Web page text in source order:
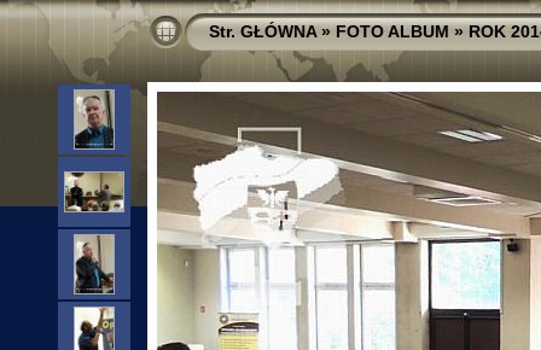
Str. GŁÓWNA»FOTO ALBUM»ROK